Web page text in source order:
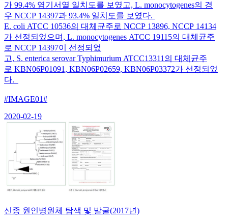
가 99.4% 염기서열 일치도를 보였고, L. monocytogenes의 경
우 NCCP 14397과 93.4% 일치도를 보였다.
E. coli ATCC 10536의 대체균주로 NCCP 13896, NCCP 14134
가 선정되었으며, L. monocytogenes ATCC 19115의 대체균주
로 NCCP 14397이 선정되었
고, S. enterica serovar Typhimurium ATCC13311의 대체균주
로 KBN06P01091, KBN06P02659, KBN06P03372가 선정되었
다.
#IMAGE01#
2020-02-19
신종 원인병원체 탐색 및 발굴(2017년)